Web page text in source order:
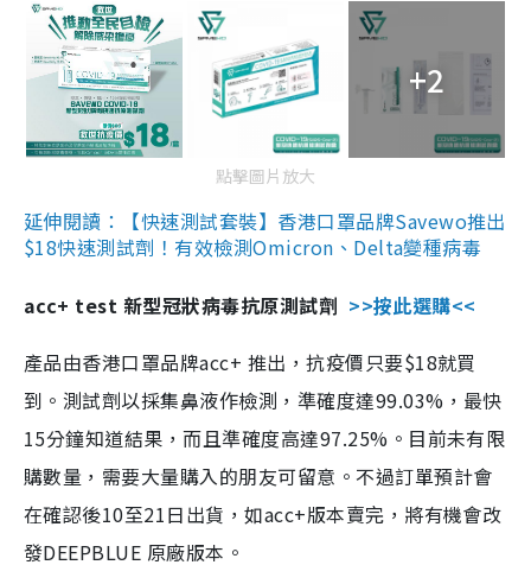
+2
點擊圖片放大
延伸閱讀：【快速測試套裝】香港口罩品牌Savewo推出
$18快速測試劑！有效檢測Omicron、Delta變種病毒
acc+ test 新型冠狀病毒抗原測試劑 >>按此選購<<
產品由香港口罩品牌acc+ 推出，抗疫價只要$18就買
到。測試劑以採集鼻液作檢測，準確度達99.03%，最快
15分鐘知道結果，而且準確度高達97.25%。目前未有限
購數量，需要大量購入的朋友可留意。不過訂單預計會
在確認後10至21日出貨，如acc+版本賣完，將有機會改
發DEEPBLUE 原廠版本。